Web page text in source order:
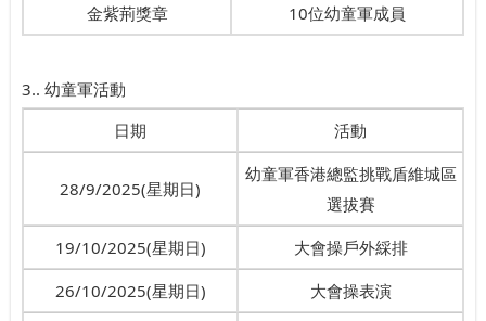
金紫荊獎章 10位幼童軍成員
3.. 幼童軍活動
日期
活動
28/9/2025(星期日)
幼童軍香港總監挑戰盾維城區
選拔賽
19/10/2025(星期日)
大會操戶外綵排
26/10/2025(星期日)
大會操表演